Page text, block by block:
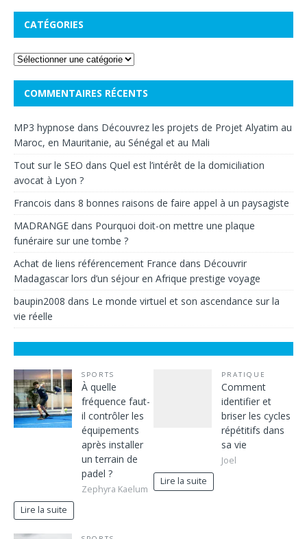
CATÉGORIES
COMMENTAIRES RÉCENTS
MP3 hypnose dans Découvrez les projets de Projet Alyatim au
Maroc, en Mauritanie, au Sénégal et au Mali
Tout sur le SEO dans Quel est l’intérêt de la domiciliation
avocat à Lyon ?
Francois dans 8 bonnes raisons de faire appel à un paysagiste
MADRANGE dans Pourquoi doit-on mettre une plaque
funéraire sur une tombe ?
Achat de liens référencement France dans Découvrir
Madagascar lors d’un séjour en Afrique prestige voyage
baupin2008 dans Le monde virtuel et son ascendance sur la
vie réelle
SPORTS
À quelle
fréquence faut-
il contrôler les
équipements
après installer
un terrain de
padel ?
Zephyra Kaelum
Lire la suite
PRATIQUE
Comment
identifier et
briser les cycles
répétitifs dans
sa vie
Joel
Lire la suite